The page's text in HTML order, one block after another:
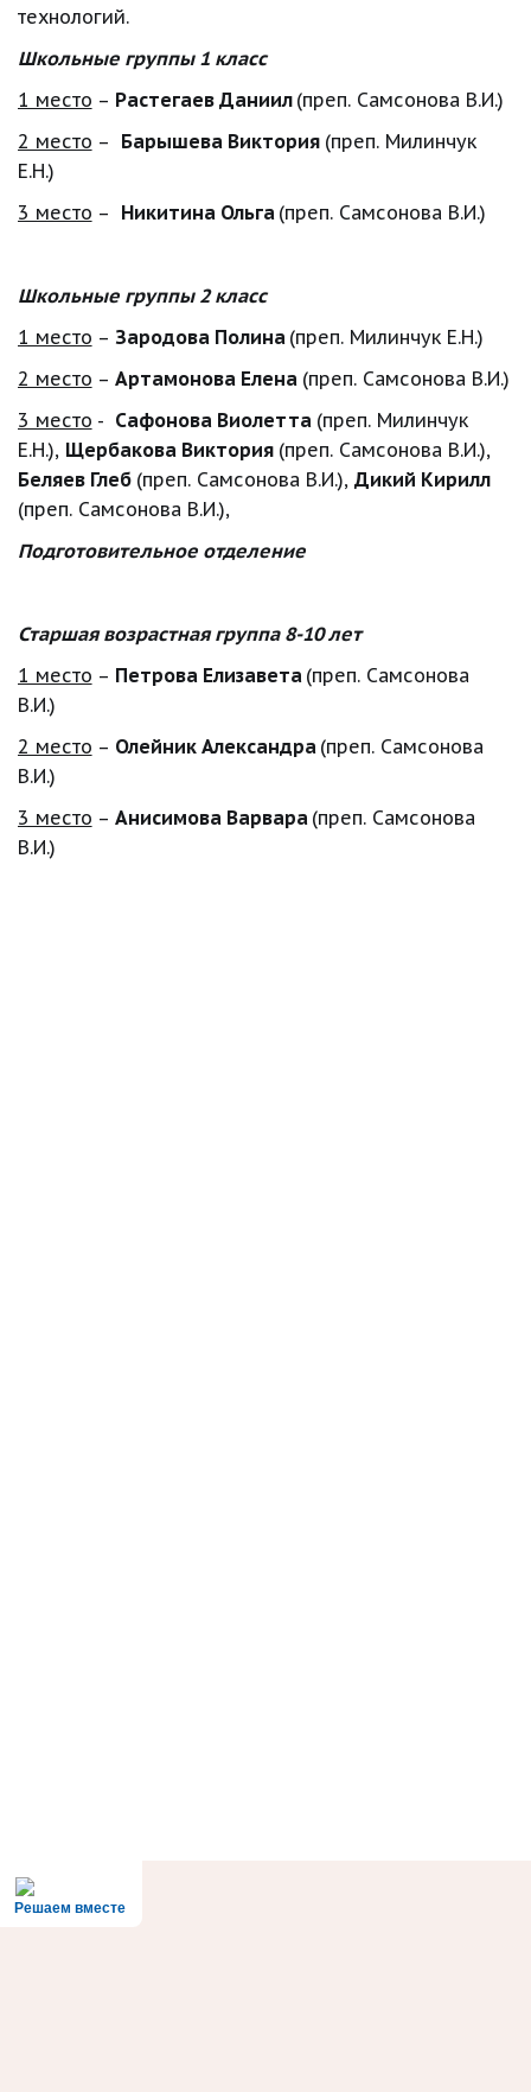
технологий.
Школьные группы 1 класс
1 место – Растегаев Даниил (преп. Самсонова В.И.)
2 место – Барышева Виктория (преп. Милинчук
Е.Н.)
3 место – Никитина Ольга (преп. Самсонова В.И.)
Школьные группы 2 класс
1 место – Зародова Полина (преп. Милинчук Е.Н.)
2 место – Артамонова Елена
3 место - Сафонова Виолетта (преп. Милинчук
Е.Н.), Щербакова Виктория
Беляев Глеб (преп. Самсонова В.И.), Дикий Кирилл
(преп. Самсонова В.И.),
Подготовительное отделение
Старшая возрастная группа 8-10 лет
1 место – Петрова Елизавета (преп. Самсонова
В.И.)
2 место – Олейник Александра (преп. Самсонова
В.И.)
3 место – Анисимова Варвара (преп. Самсонова
В.И.)
Решаем вместе